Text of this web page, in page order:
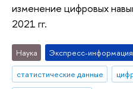
изменение цифровых
2021 гг.
Наука Экспресс-информация
статистические данные